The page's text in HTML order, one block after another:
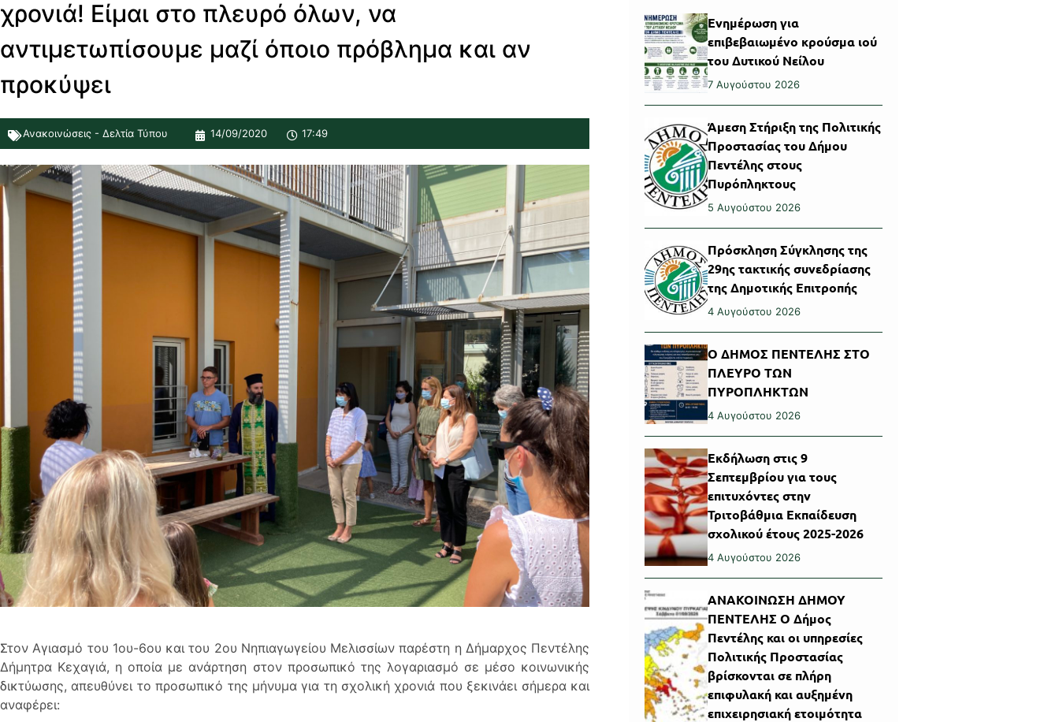
χρονιά! Είμαι στο πλευρό όλων, να
αντιμετωπίσουμε μαζί όποιο πρόβλημα και αν
προκύψει
Ανακοινώσεις - Δελτία Τύπου 14/09/2020 17:49
Στον Αγιασμό τoυ 1oυ-6oυ και του 2ου Νηπιαγωγείου Μελισσίων παρέστη η Δήμαρχος Πεντέλης
Δήμητρα Κεχαγιά, η οποία με ανάρτηση στον προσωπικό της λογαριασμό σε μέσο κοινωνικής
δικτύωσης, απευθύνει το προσωπικό της μήνυμα για τη σχολική χρονιά που ξεκινάει σήμερα και
αναφέρει:
Ενημέρωση για
επιβεβαιωμένο κρούσμα ιού
του Δυτικού Νείλου
7 Αυγούστου 2026
Άμεση Στήριξη της Πολιτικής
Προστασίας του Δήμου
Πεντέλης στους
Πυρόπληκτους
5 Αυγούστου 2026
Πρόσκληση Σύγκλησης της
29ης τακτικής συνεδρίασης
της Δημοτικής Επιτροπής
4 Αυγούστου 2026
Ο ΔΗΜΟΣ ΠΕΝΤΕΛΗΣ ΣΤΟ
ΠΛΕΥΡΟ ΤΩΝ
ΠΥΡΟΠΛΗΚΤΩΝ
4 Αυγούστου 2026
Εκδήλωση στις 9
Σεπτεμβρίου για τους
επιτυχόντες στην
Τριτοβάθμια Εκπαίδευση
σχολικού έτους 2025-2026
4 Αυγούστου 2026
ΑΝΑΚΟΙΝΩΣΗ ΔΗΜΟΥ
ΠΕΝΤΕΛΗΣ Ο Δήμος
Πεντέλης και οι υπηρεσίες
Πολιτικής Προστασίας
βρίσκονται σε πλήρη
επιφυλακή και αυξημένη
επιχειρησιακή ετοιμότητα